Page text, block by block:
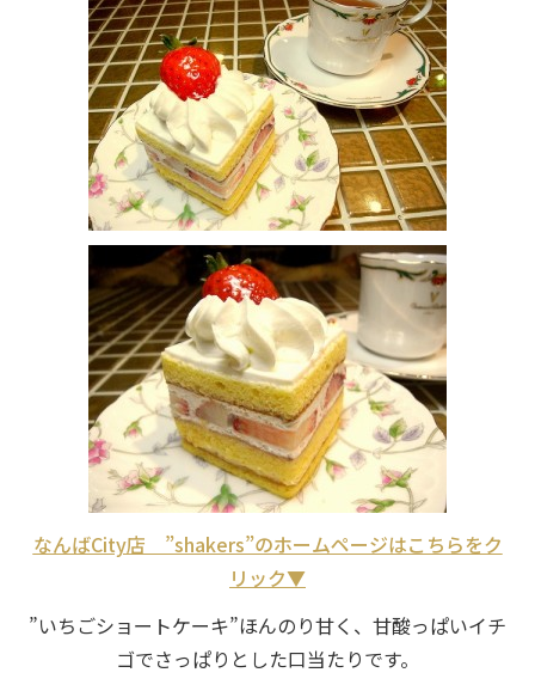
なんばCity店 ”shakers”のホームページはこちらをク
リック▼
”いちごショートケーキ”ほんのり甘く、甘酸っぱいイチ
ゴでさっぱりとした口当たりです。